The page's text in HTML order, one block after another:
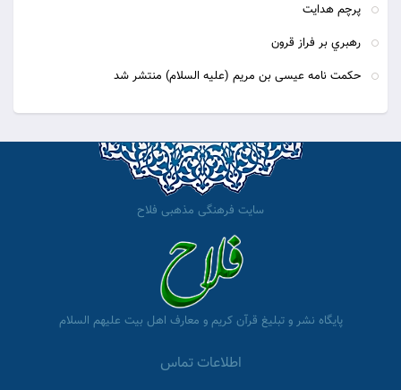
پرچم هدايت
رهبري بر فراز قرون
حكمت نامه عيسى بن مريم (عليه السلام) منتشر شد
سایت فرهنگی مذهبی فلاح
پایگاه نشر و تبلیغ قرآن کریم و معارف اهل بیت علیهم السلام
اطلاعات تماس